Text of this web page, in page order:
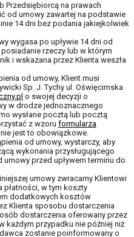
Przedsiębiorcą na prawach
od umowy zawartej na podstawie
14 dni bez podania jakiejkolwiek
wygasa po upływie 14 dni od
rzeczy lub w którym
i wskazana przez Klienta weszła
od umowy, Klient musi
Sp. J. Tychy ul. Oświęcimska
o swojej decyzji o
w drodze jednoznacznego
wysłane pocztą lub pocztą
z wzoru formularza
jest to obowiązkowe.
od umowy, wystarczy, aby
wykonania przysługującego
przed upływem terminu do
umowy zwracamy Klientowi
płatności, w tym koszty
dodatkowych kosztów
Klienta sposobu dostarczenia
dostarczenia oferowany przez
każdym przypadku nie później niż
zostanie poinformowany o